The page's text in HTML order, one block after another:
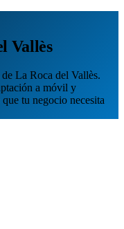
Vallès
La Roca del Vallès.
a móvil y
tu negocio necesita